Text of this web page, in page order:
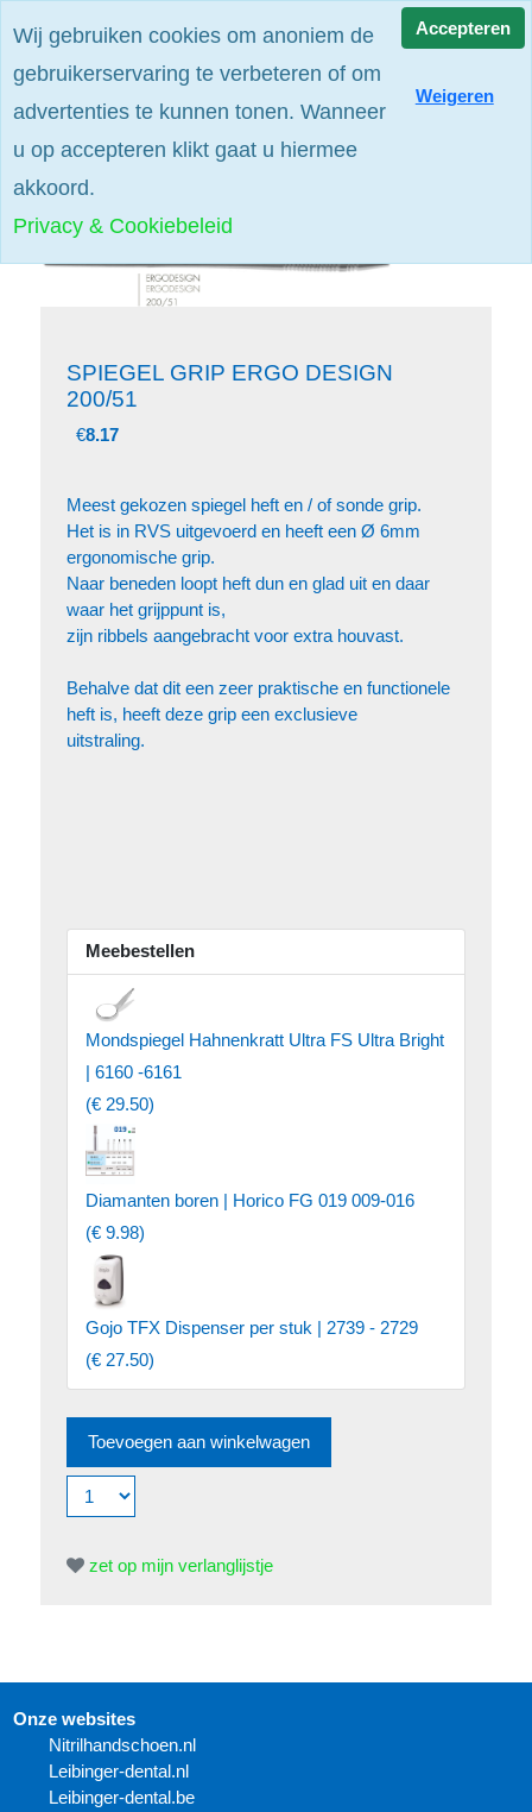
SPIEGEL GRIP ERGO DESIGN
200/51
€8.17
Meest gekozen spiegel heft en / of sonde grip.
Het is in RVS uitgevoerd en heeft een Ø 6mm
ergonomische grip.
Naar beneden loopt heft dun en glad uit en daar
waar het grijppunt is,
zijn ribbels aangebracht voor extra houvast.
Behalve dat dit een zeer praktische en functionele
heft is, heeft deze grip een exclusieve
uitstraling.
Meebestellen
Mondspiegel Hahnenkratt Ultra FS Ultra Bright
| 6160 -6161
(€ 29.50)
Diamanten boren | Horico FG 019 009-016
(€ 9.98)
Gojo TFX Dispenser per stuk | 2739 - 2729
(€ 27.50)
zet op mijn verlanglijstje
Onze websites
Nitrilhandschoen.nl
Leibinger-dental.nl
Leibinger-dental.be
Wij gebruiken cookies om anoniem de
gebruikerservaring te verbeteren of om
advertenties te kunnen tonen. Wanneer
u op accepteren klikt gaat u hiermee
akkoord.
Privacy & Cookiebeleid
Accepteren
Weigeren